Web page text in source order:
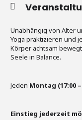
Unabhängig von Alter
Yoga praktizieren und
Körper achtsam
Seele in Balance.
Jeden Montag (17:00 –
Einstieg jederzeit